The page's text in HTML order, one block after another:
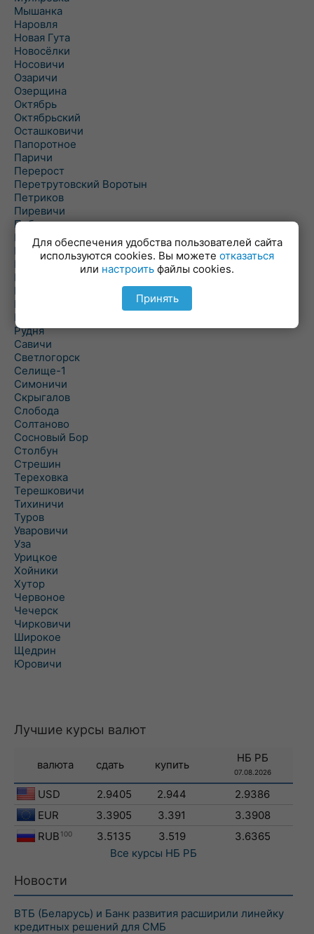
Мышанка
Наровля
Новая Гута
Новосёлки
Носовичи
Озаричи
Озерщина
Октябрь
Октябрьский
Осташковичи
Папоротное
Паричи
Перерост
Перетрутовский Воротын
Петриков
Пиревичи
Поболово
Поколюбичи
Полесье
Птичь
Речица
Ровенская Слобода
Рогачев
Рогинь
Рудня
Савичи
Светлогорск
Селище-1
Симоничи
Скрыгалов
Слобода
Солтаново
Сосновый Бор
Столбун
Стрешин
Тереховка
Терешковичи
Тихиничи
Туров
Уваровичи
Уза
Урицкое
Хойники
Хутор
Червоное
Чечерск
Чирковичи
Широкое
Щедрин
Юровичи
Лучшие курсы валют
валюта сдать купить
НБ РБ
07.08.2026
USD 2.9405 2.944
2.9386
EUR
3.3905 3.391
3.3908
RUB 100 3.5135 3.519
3.6365
Все курсы НБ РБ
Новости
ВТБ (Беларусь) и Банк развития расширили линейку
кредитных решений для СМБ
Для обеспечения удобства пользователей сайта
используются cookies. Вы можете отказаться
или настроить файлы cookies.
Принять